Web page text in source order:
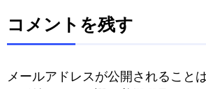
コメントを残す
メールアドレスが公開されること